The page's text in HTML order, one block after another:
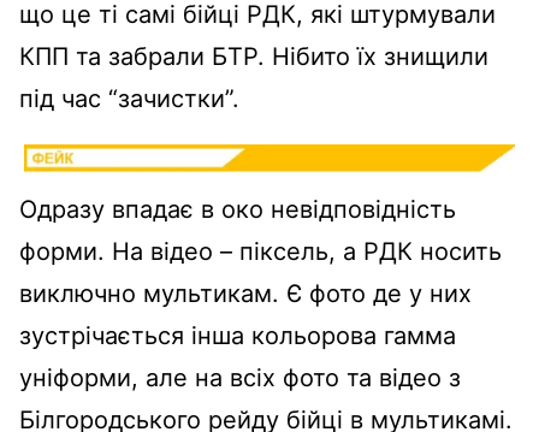
що це ті самі бійці РДК, які штурмували
КПП та забрали БТР. Нібито їх знищили
під час “зачистки”.
Одразу впадає в око невідповідність
форми. На відео – піксель, а РДК носить
виключно мультикам. Є фото де у них
зустрічається інша кольорова гамма
уніформи, але на всіх фото та відео з
Білгородського рейду бійці в мультикамі.